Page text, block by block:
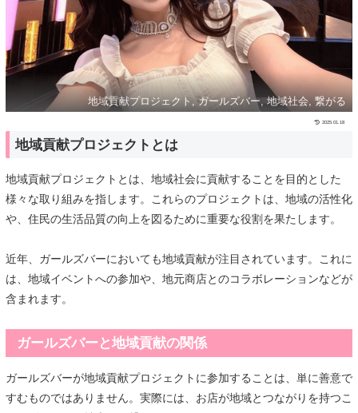
地域貢献プロジェクト, ガールズバー, 地域社会, 繋がる
2025.01.18
地域貢献プロジェクトとは
地域貢献プロジェクトとは、地域社会に貢献することを目的とした
様々な取り組みを指します。これらのプロジェクトは、地域の活性化
や、住民の生活品質の向上を図るために重要な役割を果たします。
近年、ガールズバーにおいても地域貢献が注目されています。これに
は、地域イベントへの参加や、地元商店とのコラボレーションなどが
含まれます。
ガールズバーと地域貢献の関係
ガールズバーが地域貢献プロジェクトに参加することは、単に善意で
すむものではありません。実際には、お店が地域とつながりを持つこ